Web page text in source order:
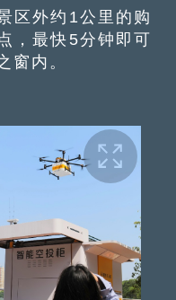
外约1公里的购
，最快5分钟即可
窗内。